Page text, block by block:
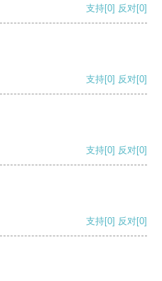
支持[0] 反对[0]
支持[0] 反对[0]
支持[0] 反对[0]
支持[0] 反对[0]